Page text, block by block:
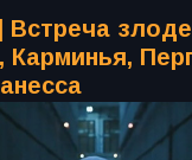
Карминья,